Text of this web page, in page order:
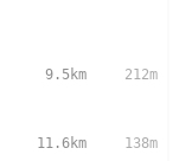
9.5km 212m
11.6km 138m